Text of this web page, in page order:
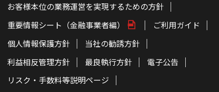
お客様本位の業務運営を実現するための方針
重要情報シート（金融事業者編）
ご利用ガイド
個人情報保護方針
当社の勧誘方針
利益相反管理方針
最良執行方針
電子公告
リスク・手数料等説明ページ